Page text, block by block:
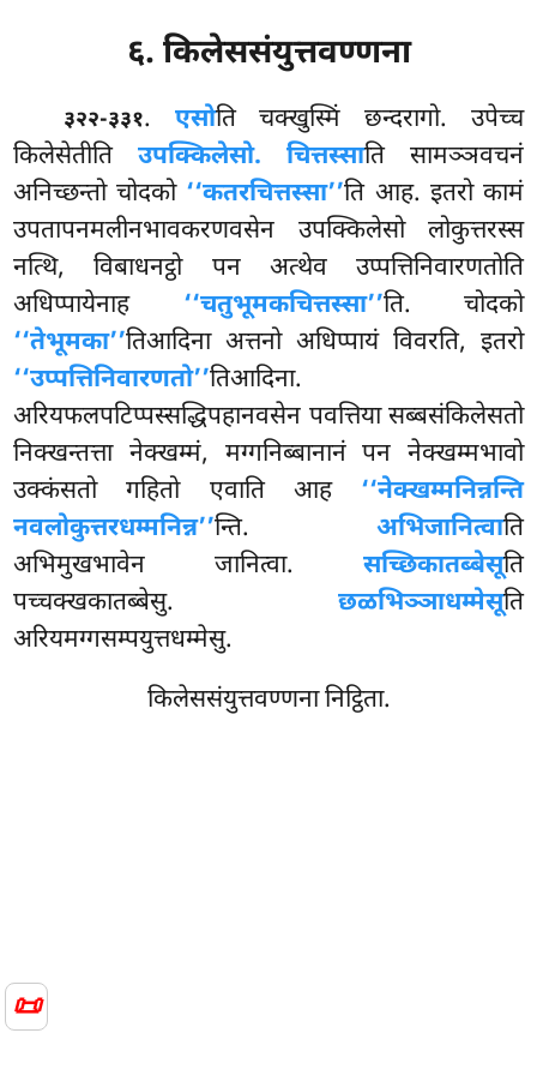
📜
६. किलेससंयुत्तवण्णना
३२२-३३१. एसोतिचक्खुस्मिं छन्दरागो. उपेच्च
किलेसेतीतिउपक्किलेसो. चित्तस्साति सामञ्ञवचनं
अनिच्छन्तो चोदको ‘‘कतरचित्तस्सा’’ति आह. इतरो कामं
उपतापनमलीनभावकरणवसेन उपक्किलेसो लोकुत्तरस्स
नत्थि, विबाधनट्ठो पन अत्थेव उप्पत्तिनिवारणतोति
अधिप्पायेनाह ‘‘चतुभूमकचित्तस्सा’’ति. चोदको
‘‘तेभूमका’’तिआदिना अत्तनो अधिप्पायं विवरति, इतरो
‘‘उप्पत्तिनिवारणतो’’तिआदिना.
अरियफलपटिप्पस्सद्धिपहानवसेन पवत्तियासब्बसंकिलेसतो
निक्खन्तत्ता नेक्खम्मं, मग्गनिब्बानानं पन नेक्खम्मभावो
उक्कंसतो गहितो एवाति आह ‘‘नेक्खम्मनिन्नन्ति
नवलोकुत्तरधम्मनिन्न’’न्ति. अभिजानित्वाति
अभिमुखभावेन जानित्वा. सच्छिकातब्बेसूति
पच्चक्खकातब्बेसु. छळभिञ्ञाधम्मेसूति
अरियमग्गसम्पयुत्तधम्मेसु.
किलेससंयुत्तवण्णना निट्ठिता.